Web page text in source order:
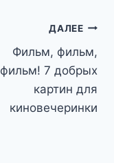
ДАЛЕЕ
Фильм, фильм,
фильм! 7 добрых
картин для
киновечеринки